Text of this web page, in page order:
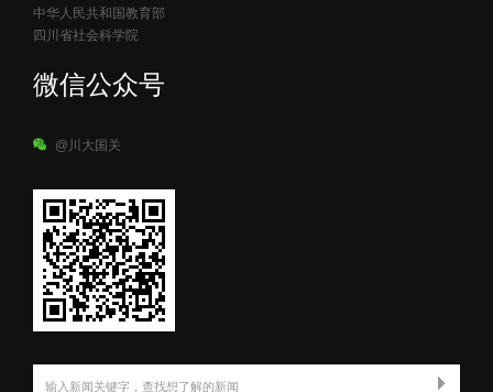
中华人民共和国教育部
四川省社会科学院
微信公众号
@川大国关